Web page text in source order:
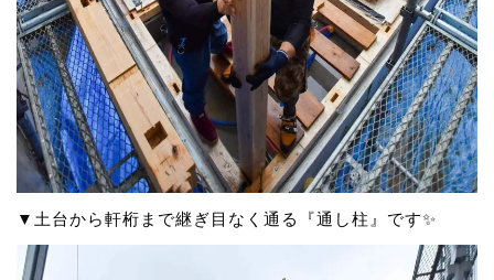
▼土台から軒桁まで継ぎ目なく通る『通し柱』です✨